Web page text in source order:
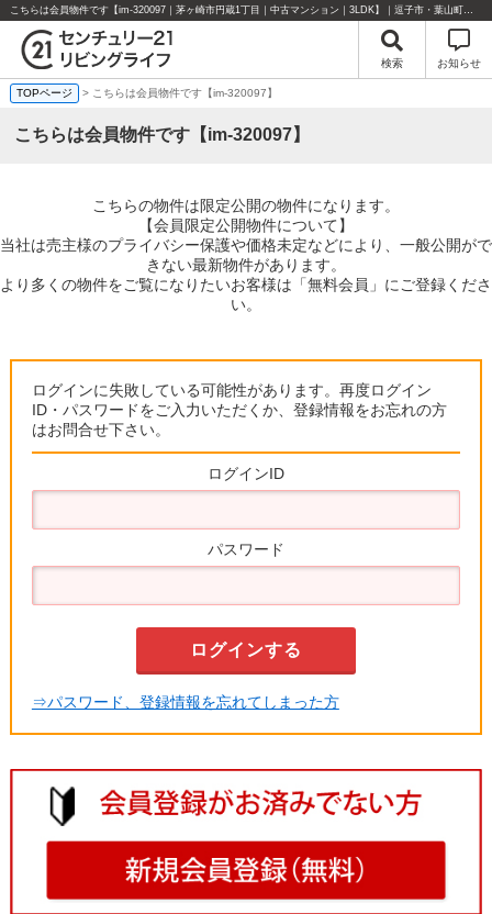
こちらは会員物件です【im-320097｜茅ヶ崎市円蔵1丁目｜中古マンション｜3LDK】｜逗子市・葉山町・湘南エリアの不動産のことならセンチュリー21リビングライフにお任せください！
検索 お知らせ
TOPページ > こちらは会員物件です【im-320097】
こちらは会員物件です【im-320097】
こちらの物件は限定公開の物件になります。
【会員限定公開物件について】
当社は売主様のプライバシー保護や価格未定などにより、一般公開がで
きない最新物件があります。
より多くの物件をご覧になりたいお客様は「無料会員」にご登録くださ
い。
ログインに失敗している可能性があります。再度ログイン
ID・パスワードをご入力いただくか、登録情報をお忘れの方
はお問合せ下さい。
ログインID
パスワード
⇒パスワード、登録情報を忘れてしまった方